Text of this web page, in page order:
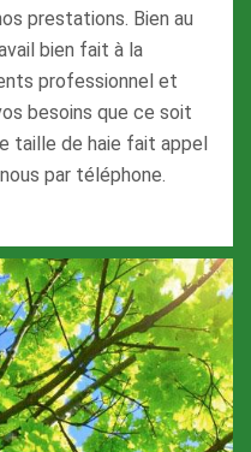
prestations. Bien au
bien fait à la
professionnel et
besoins que ce soit
taille de haie fait appel
par téléphone.